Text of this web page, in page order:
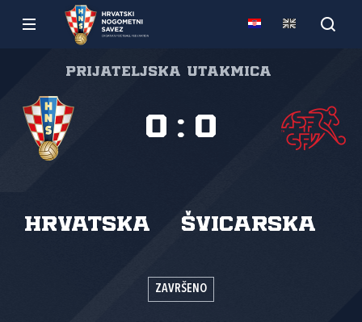
Prijateljska utakmica
Hrvatska Švicarska
0 : 0
ZAVRŠENO